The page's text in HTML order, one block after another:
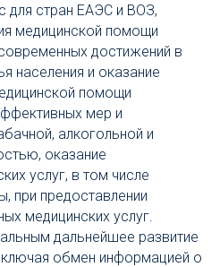
для стран ЕАЭС и ВОЗ,
медицинской помощи
достижений в
населения и оказание
помощи
мер и
алкогольной и
оказание
услуг, в том числе
при предоставлении
медицинских услуг.
дальнейшее развитие
обмен информацией о